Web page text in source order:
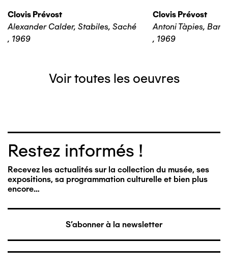
Clovis Prévost
Alexander Calder, Stabiles, Saché
, 1969
Clovis Prévost
Antoni Tàpies,
, 1969
Voir toutes les oeuvres
Restez informés !
Recevez les actualités sur la collection du musée, ses
expositions, sa programmation culturelle et bien plus
encore…
S'abonner à la newsletter